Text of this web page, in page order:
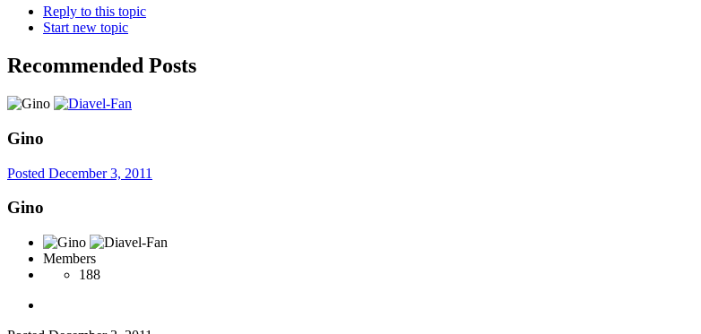
Reply to this topic
Start new topic
Recommended Posts
Gino
Posted December 3, 2011
Gino
Members
188